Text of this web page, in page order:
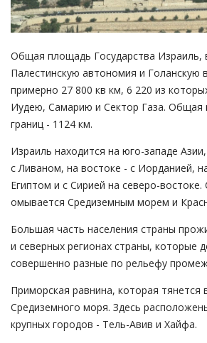
Общая площадь Государства Израиль,
Палестинскую автономия и Голанскую
примерно 27 800 кв км, 6 220 из
Иудею, Самарию и Сектор Газа. Общая
границ - 1124 км.
Израиль находится на юго-западе
с Ливаном, на востоке - с Иорданией,
Египтом и с Сирией на северо-востоке.
омывается Средиземным морем и
Большая часть населения страны
и северных регионах страны, которые
совершенно разные по рельефу
Приморская равнина, которая тянется
Средиземного моря. Здесь
крупных городов - Тель-Авив и Хайфа.